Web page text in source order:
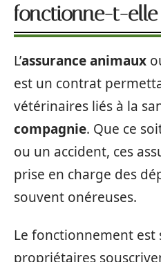
fonctionne-t-elle
L’assurance animaux
est un contrat
vétérinaires liés à la
compagnie. Que ce
ou un accident, ces
prise en charge des
souvent onéreuses.
Le fonctionnement est
propriétaires